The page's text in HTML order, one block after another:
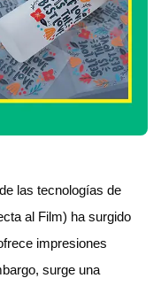
las tecnologías de
al Film) ha surgido
impresiones
surge una